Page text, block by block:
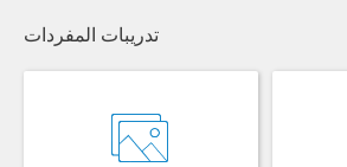
تدريبات المفردات